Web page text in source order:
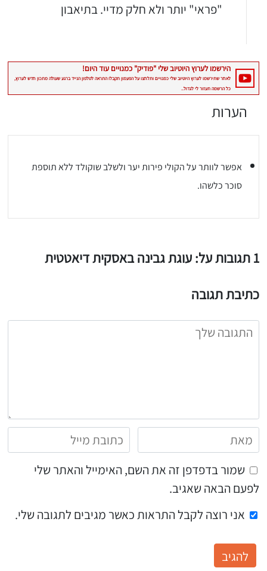
"פראי" יותר ולא חלק מדיי. בתיאבון
הערות
אפשר לוותר על הקולי פירות יער ולשלב שוקולד ללא תוספת
סוכר כלשהו.
1 תגובות על: עוגת גבינה באסקית דיאטטית
כתיבת תגובה
שמור בדפדפן זה את השם, האימייל והאתר שלי
לפעם הבאה שאגיב.
אני רוצה לקבל התראות כאשר מגיבים לתגובה שלי.